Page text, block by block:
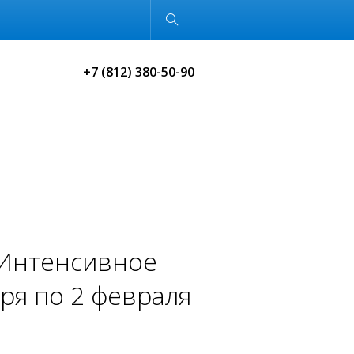
Обычная версия
+7 (812) 380-50-90
по 2 февраля